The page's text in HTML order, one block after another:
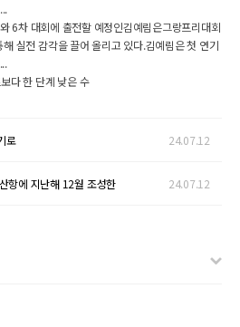
6차 대회에 출전할 예정인김예림은그랑프리대회
실전 감각을 끌어 올리고 있다.김예림은 첫 연기
다 한 단계 낮은 수
로 24.07.12
항에 지난해 12월 조성한 24.07.12